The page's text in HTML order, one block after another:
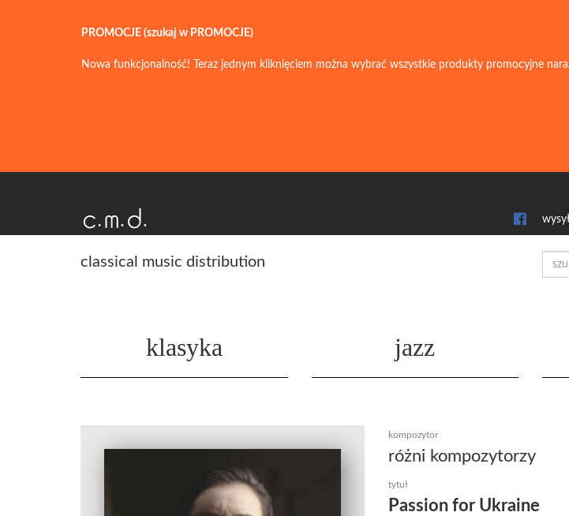
PROMOCJE (szukaj w PROMOCJE)
Nowa funkcjonalność! Teraz jednym kliknięciem można wybrać wszystkie produkty promocyjne
classical music distribution
klasyka jazz
kompozytor
różni kompozytorzy
tytuł
Passion for Ukraine